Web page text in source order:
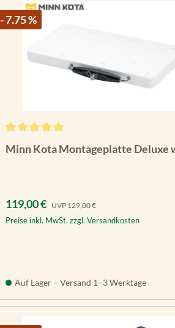
- 7.75 %
Minn Kota Montageplatte Deluxe
Verkaufspreis:
119,00 € UVP Regulärer Preis:
129,00 €
Preise inkl. MwSt. zzgl. Versandkosten
Auf Lager – Versand 1–3 Werktage